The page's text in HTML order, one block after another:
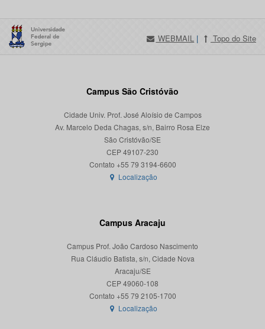
WEBMAIL | Topo do Site
Campus São Cristóvão
Cidade Univ. Prof. José Aloísio de Campos
Av. Marcelo Deda Chagas, s/n, Bairro Rosa Elze
São Cristóvão/SE
CEP 49107-230
Localização
Campus Aracaju
Campus Prof. João Cardoso Nascimento
Rua Cláudio Batista, s/n, Cidade Nova
Aracaju/SE
CEP 49060-108
Localização